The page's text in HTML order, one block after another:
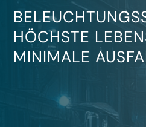
HÖCHSTE
MINIMALE